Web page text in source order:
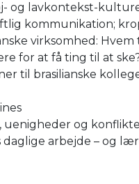
og lavkontekst-
kommunikation;
virksomhed:
for at få ting til at
til brasilianske
og
daglige arbejde – og